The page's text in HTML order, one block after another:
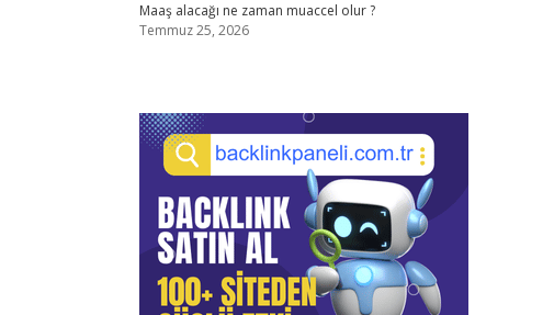
Maaş alacağı ne zaman muaccel olur ?
Temmuz 25, 2026